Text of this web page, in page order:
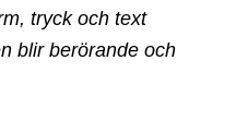
tryck och text
blir berörande och